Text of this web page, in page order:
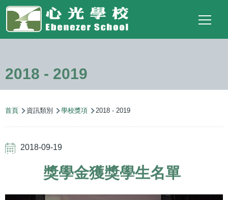
移至主內容
Top
Social
Link
Language
switcher
Main
navigation
2018 - 2019
導
結
首頁 資訊類別 學校獎項 2018 - 2019
2018-09-19
獎學金獲獎學生名單